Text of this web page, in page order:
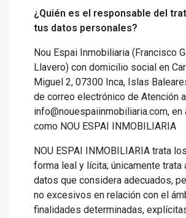
¿Quién es el responsable del
tus datos personales?
Nou Espai Inmobiliaria (Francisco
Llavero) con domicilio social en
Miguel 2, 07300 Inca, Islas
de correo electrónico de Atención
info@nouespaiinmobiliaria.com, en
como NOU ESPAI INMOBILIARIA
NOU ESPAI INMOBILIARIA trata
forma leal y lícita; únicamente trata
datos que considera adecuados,
no excesivos en relación con el
finalidades determinadas,